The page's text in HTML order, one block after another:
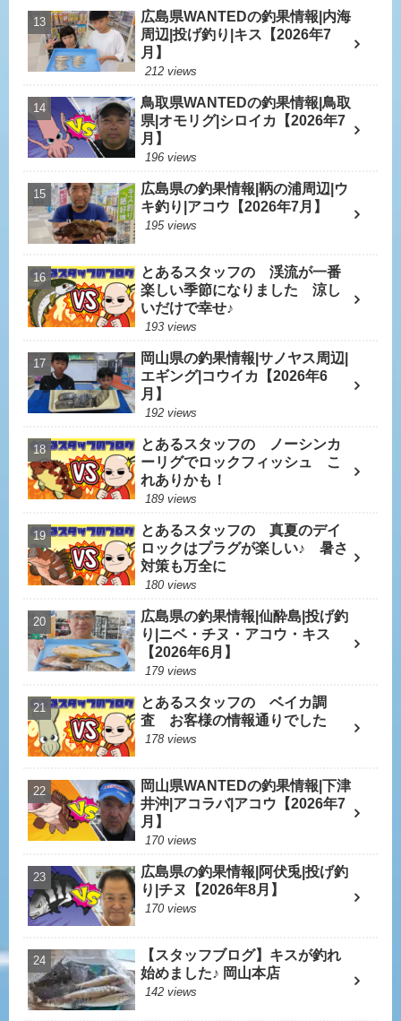
広島県WANTEDの釣果情報|内海
周辺|投げ釣り|キス【2026年7
月】
212 views
鳥取県WANTEDの釣果情報|鳥取
県|オモリグ|シロイカ【2026年7
月】
196 views
広島県の釣果情報|鞆の浦周辺|ウ
キ釣り|アコウ【2026年7月】
195 views
とあるスタッフの 渓流が一番
楽しい季節になりました 涼し
いだけで幸せ♪
193 views
岡山県の釣果情報|サノヤス周辺|
エギング|コウイカ【2026年6
月】
192 views
とあるスタッフの ノーシンカ
ーリグでロックフィッシュ こ
れありかも！
189 views
とあるスタッフの 真夏のデイ
ロックはプラグが楽しい♪ 暑さ
対策も万全に
180 views
広島県の釣果情報|仙酔島|投げ釣
り|ニベ・チヌ・アコウ・キス
【2026年6月】
179 views
とあるスタッフの ベイカ調
査 お客様の情報通りでした
178 views
岡山県WANTEDの釣果情報|下津
井沖|アコラバ|アコウ【2026年7
月】
170 views
広島県の釣果情報|阿伏兎|投げ釣
り|チヌ【2026年8月】
170 views
【スタッフブログ】キスが釣れ
始めました♪ 岡山本店
142 views